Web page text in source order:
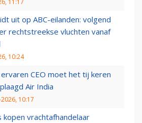
11:17
uit op ABC-eilanden: volgend
rechtstreekse vluchten vanaf
10:24
CEO moet het tij keren
Air India
10:17
kopen vrachtafhandelaar